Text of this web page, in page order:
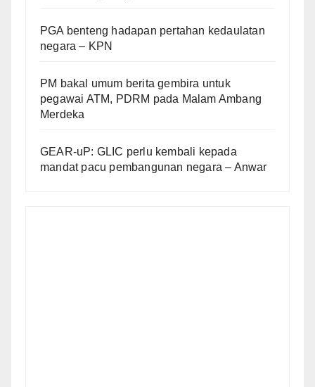
PGA benteng hadapan pertahan kedaulatan
negara – KPN
PM bakal umum berita gembira untuk
pegawai ATM, PDRM pada Malam Ambang
Merdeka
GEAR-uP: GLIC perlu kembali kepada
mandat pacu pembangunan negara – Anwar